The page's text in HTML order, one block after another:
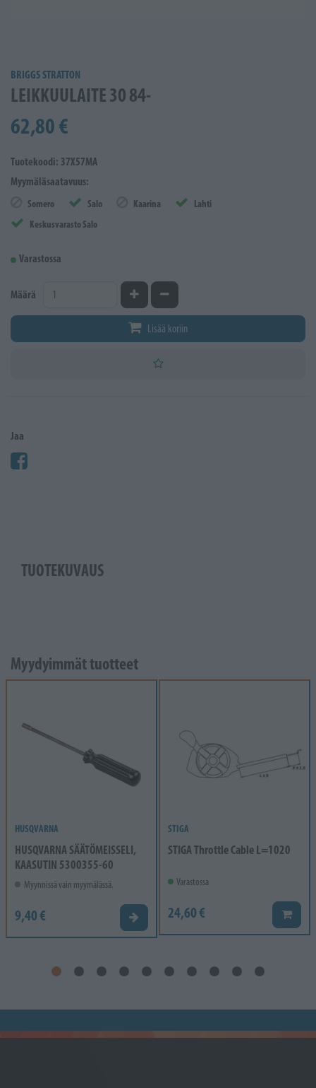
BRIGGS STRATTON
LEIKKUULAITE 30 84-
62,80 €
Tuotekoodi: 37X57MA
Myymäläsaatavuus:
Somero Salo Kaarina
Lahti
Keskusvarasto Salo
Varastossa
Määrä Kasvata määrääVähennä määrää
Lisää koriin
Jaa
TUOTEKUVAUS
Myydyimmät tuotteet
HUSQVARNA
HUSQVARNA SÄÄTÖMEISSELI,
KAASUTIN 5300355-60
Myynnissä vain myymälässä.
9,40 € Valitse vaihtoehto
STIGA
STIGA Throttle Cable L=1020
Varastossa
24,60 € Lisää